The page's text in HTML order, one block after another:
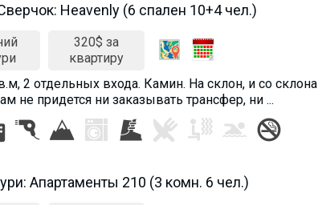
Heavenly (6 спален 10+4 чел.)
320$ за
квартиру
2 отдельных входа. Камин. На склон, и со
не придется ни заказывать трансфер, ни ...
Апартаменты 210 (3 комн. 6 чел.)